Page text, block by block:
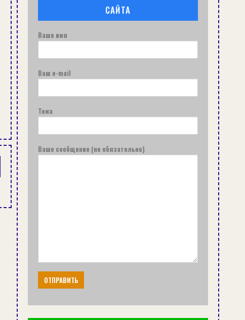
САЙТА
Ваше имя
Ваш e-mail
Тема
Ваше сообщение (не обязательно)